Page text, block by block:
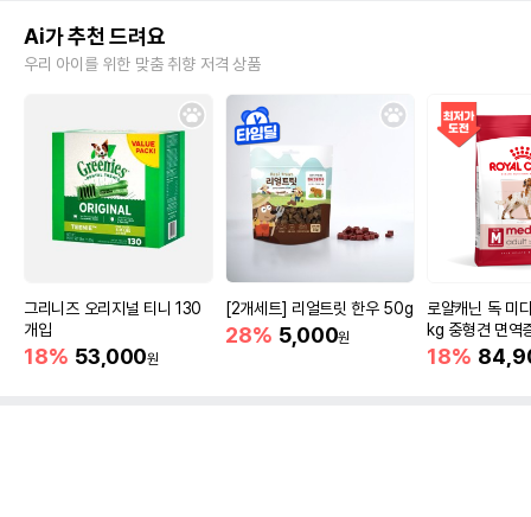
Ai가 추천 드려요
우리 아이를 위한 맞춤 취향 저격 상품
그리니즈 오리지널 티니 130
개입
18% 53,000원
[2개세트] 리얼트릿 한우 50g
28% 5,000원
로얄캐닌 독 미
kg 중형견 면역
18%